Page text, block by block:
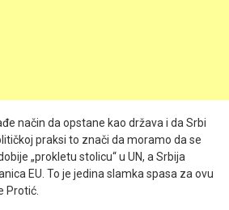
način da opstane kao država i da Srbi
praksi to znači da moramo da se
„prokletu stolicu“ u UN, a Srbija
EU. To je jedina slamka spasa za ovu
Protić.